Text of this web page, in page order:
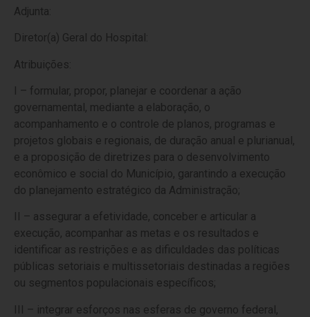
Adjunta:
Diretor(a) Geral do Hospital:
Atribuições:
I – formular, propor, planejar e coordenar a ação
governamental, mediante a elaboração, o
acompanhamento e o controle de planos, programas e
projetos globais e regionais, de duração anual e plurianual,
e a proposição de diretrizes para o desenvolvimento
econômico e social do Município, garantindo a execução
do planejamento estratégico da Administração;
II – assegurar a efetividade, conceber e articular a
execução, acompanhar as metas e os resultados e
identificar as restrições e as dificuldades das políticas
públicas setoriais e multissetoriais destinadas a regiões
ou segmentos populacionais específicos;
III – integrar esforços nas esferas de governo federal,